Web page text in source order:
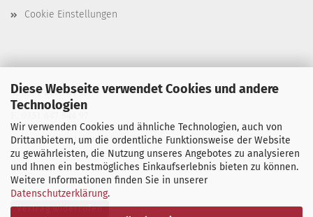
Diese Webseite verwendet Cookies und andere
Technologien
Wir verwenden Cookies und ähnliche Technologien, auch von
Drittanbietern, um die ordentliche Funktionsweise der Website
zu gewährleisten, die Nutzung unseres Angebotes zu analysieren
und Ihnen ein bestmögliches Einkaufserlebnis bieten zu können.
Weitere Informationen finden Sie in unserer
Datenschutzerklärung.
Cookie Einstellungen
T. 0351 647 544 93
F. 0351 647 544 97
M. manu@buchdruck-digital.de
Vertrag widerrufen